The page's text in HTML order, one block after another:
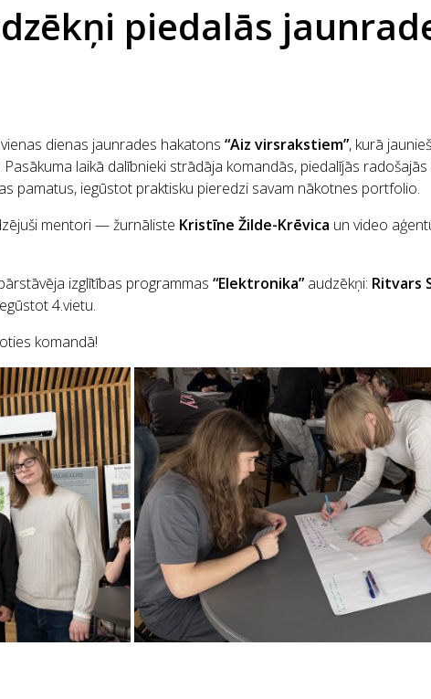
piedalās
dienas jaunrades hakatons “Aiz virsrakstiem”, kurā
laikā dalībnieki strādāja komandās, piedalījās
pamatus, iegūstot praktisku pieredzi savam nākotnes portfolio.
mentori — žurnāliste Kristīne Žilde-Krēvica un video
izglītības programmas “Elektronika” audzēkņi: Ritvars
4.vietu.
komandā!